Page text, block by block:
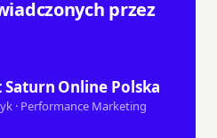
przez
Online Polska
· Performance Marketing